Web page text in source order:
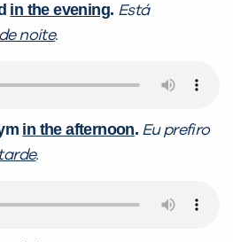
in the evening. Está
de noite.
in the afternoon. Eu prefiro
.